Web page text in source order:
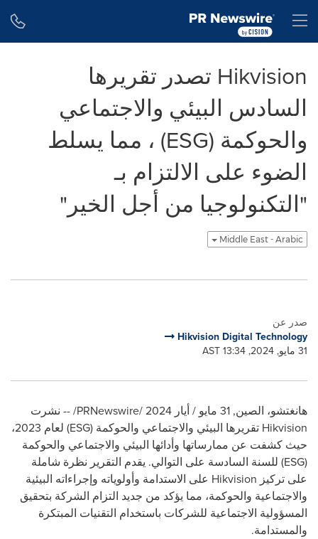
Hikvision تصدر تقريرها
السادس البيئي والاجتماعي
والحوكمة (ESG) ، مما يسلط
الضوء على الالتزام بـ
"التكنولوجيا من أجل الخير"
Middle East - Arabic
صدر عن
Hikvision Digital Technology
31 مايو, 2024, 13:34 AST
هانغتشو، الصين, 31 مايو / أيار 2024 /PRNewswire/ --
نشرت
Hikvision تقريرها البيئي والاجتماعي والحوكمة (ESG
) لعام 2023،
حيث كشفت عن ممارساتها وأدائها البيئي والاجتماعي والحوكمة
(
ESG) للسنة السادسة على التوالي. يقدم التقرير نظرة شاملة
على تركيز Hikvision على الاستدامة وأولوياته وإجراءاته البيئية
والاجتماعية والحوكمة، مما يؤكد من جديد التزام الشركة بتحقيق
المسؤولية الاجتماعية للشركات باستخدام التقنيات المبتكرة
والمستدامة.